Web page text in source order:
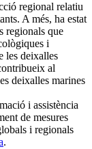
regional relatiu
A més, ha estat
regionals que
i
les deixalles
al
deixalles marines
i assistència
de mesures
i regionals
.